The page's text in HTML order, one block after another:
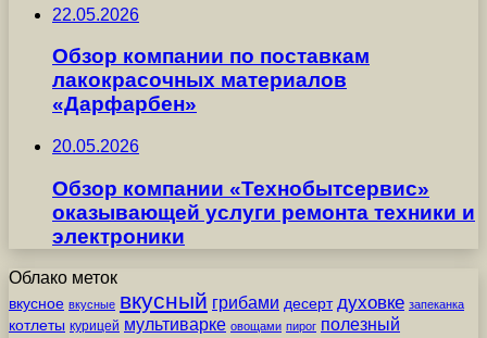
22.05.2026
Обзор компании по поставкам
лакокрасочных материалов
«Дарфарбен»
20.05.2026
Обзор компании «Технобытсервис»
оказывающей услуги ремонта техники и
электроники
Облако меток
вкусное вкусные вкусный грибами десерт духовке запеканка
котлеты курицей мультиварке овощами пирог полезный